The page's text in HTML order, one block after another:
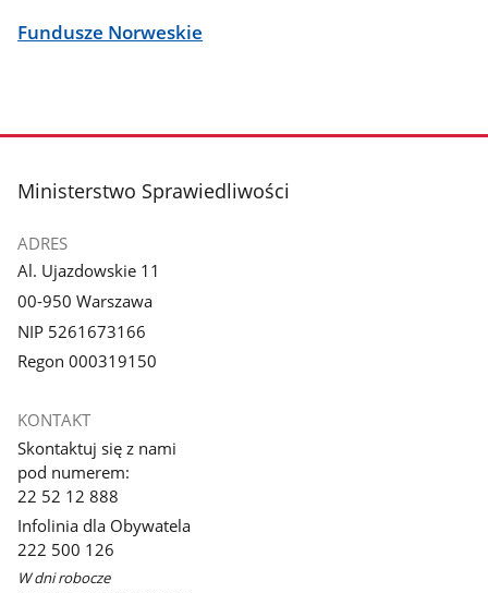
Fundusze Norweskie
stopka
Ministerstwo Sprawiedliwości
ADRES
Al. Ujazdowskie 11
00-950 Warszawa
NIP 5261673166
Regon 000319150
KONTAKT
Skontaktuj się z nami
pod numerem:
22 52 12 888
Infolinia dla Obywatela
222 500 126
W dni robocze